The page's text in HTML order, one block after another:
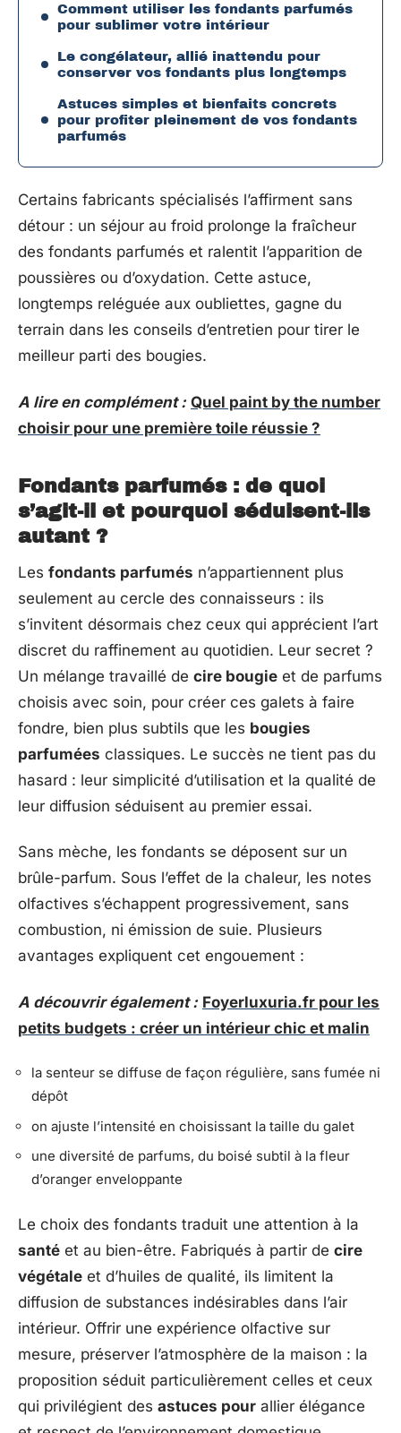
Comment utiliser les fondants parfumés
pour sublimer votre intérieur
Le congélateur, allié inattendu pour
conserver vos fondants plus longtemps
Astuces simples et bienfaits concrets
pour profiter pleinement de vos fondants
parfumés
Certains fabricants spécialisés l’affirment sans
détour : un séjour au froid prolonge la fraîcheur
des fondants parfumés et ralentit l’apparition de
poussières ou d’oxydation. Cette astuce,
longtemps reléguée aux oubliettes, gagne du
terrain dans les conseils d’entretien pour tirer le
meilleur parti des bougies.
A lire en complément : Quel paint by the number
choisir pour une première toile réussie ?
Fondants parfumés : de quoi
s’agit-il et pourquoi séduisent-ils
autant ?
Les fondants parfumés n’appartiennent plus
seulement au cercle des connaisseurs : ils
s’invitent désormais chez ceux qui apprécient l’art
discret du raffinement au quotidien. Leur secret ?
Un mélange travaillé de cire bougie et de parfums
choisis avec soin, pour créer ces galets à faire
fondre, bien plus subtils que les bougies
parfumées classiques. Le succès ne tient pas du
hasard : leur simplicité d’utilisation et la qualité de
leur diffusion séduisent au premier essai.
Sans mèche, les fondants se déposent sur un
brûle-parfum. Sous l’effet de la chaleur, les notes
olfactives s’échappent progressivement, sans
combustion, ni émission de suie. Plusieurs
avantages expliquent cet engouement :
A découvrir également : Foyerluxuria.fr pour les
petits budgets : créer un intérieur chic et malin
la senteur se diffuse de façon régulière, sans fumée ni
dépôt
on ajuste l’intensité en choisissant la taille du galet
une diversité de parfums, du boisé subtil à la fleur
d’oranger enveloppante
Le choix des fondants traduit une attention à la
santé et au bien-être. Fabriqués à partir de cire
végétale et d’huiles de qualité, ils limitent la
diffusion de substances indésirables dans l’air
intérieur. Offrir une expérience olfactive sur
mesure, préserver l’atmosphère de la maison : la
proposition séduit particulièrement celles et ceux
qui privilégient des astuces pour allier élégance